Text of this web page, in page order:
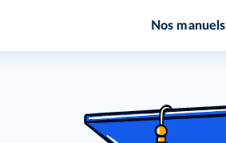
Nos manuels